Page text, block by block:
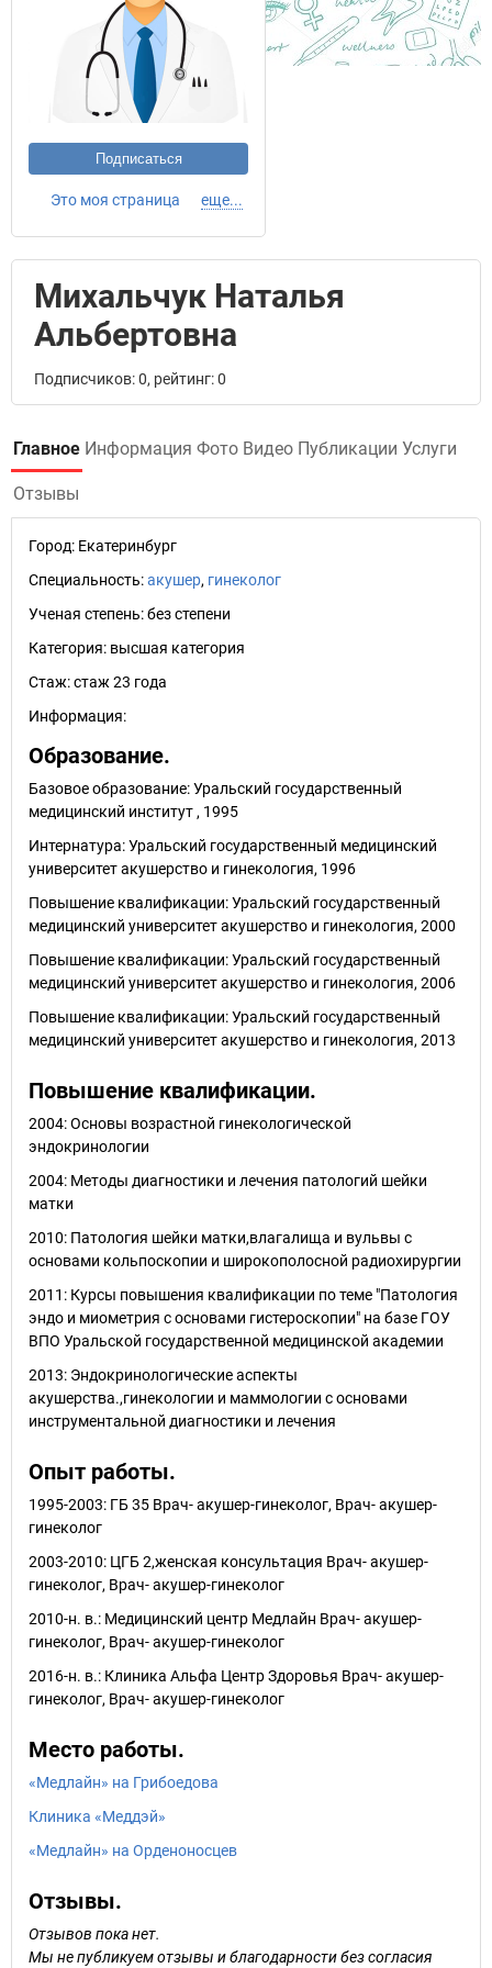
Подписаться
Это моя страница еще...
Михальчук Наталья
Альбертовна
Подписчиков: 0, рейтинг: 0
Главное Информация Фото Видео Публикации Услуги
Отзывы
Город: Екатеринбург
Специальность:акушер, гинеколог
Ученая степень:без степени
Категория: высшая категория
Стаж:стаж 23 года
Информация:
Образование.
Базовое образование: Уральский государственный
медицинский институт , 1995
Интернатура: Уральский государственный медицинский
университет акушерство и гинекология, 1996
Повышение квалификации: Уральский государственный
медицинский университет акушерство и гинекология, 2000
Повышение квалификации: Уральский государственный
медицинский университет акушерство и гинекология, 2006
Повышение квалификации: Уральский государственный
медицинский университет акушерство и гинекология, 2013
Повышение квалификации.
2004: Основы возрастной гинекологической
эндокринологии
2004: Методы диагностики и лечения патологий шейки
матки
2010: Патология шейки матки,влагалища и вульвы с
основами кольпоскопии и широкополосной радиохирургии
2011: Курсы повышения квалификации по теме "Патология
эндо и миометрия с основами гистероскопии" на базе ГОУ
ВПО Уральской государственной медицинской академии
2013: Эндокринологические аспекты
акушерства.,гинекологии и маммологии с основами
инструментальной диагностики и лечения
Опыт работы.
1995-2003: ГБ 35 Врач- акушер-гинеколог, Врач- акушер-
гинеколог
2003-2010: ЦГБ 2,женская консультация Врач- акушер-
гинеколог, Врач- акушер-гинеколог
2010-н. в.: Медицинский центр Медлайн Врач- акушер-
гинеколог, Врач- акушер-гинеколог
2016-н. в.: Клиника Альфа Центр Здоровья Врач- акушер-
гинеколог, Врач- акушер-гинеколог
Место работы.
«Медлайн» на Грибоедова
Клиника «Меддэй»
«Медлайн» на Орденоносцев
Отзывы.
Отзывов пока нет.
Мы не публикуем отзывы и благодарности без согласия